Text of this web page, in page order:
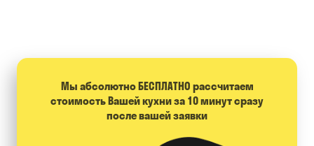
Мы абсолютно БЕСПЛАТНО расcчитаем
стоимость Вашей кухни за 10 минут сразу
после вашей заявки